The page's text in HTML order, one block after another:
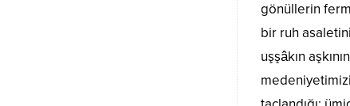
gönüllerin
bir ruh
uşşâkın